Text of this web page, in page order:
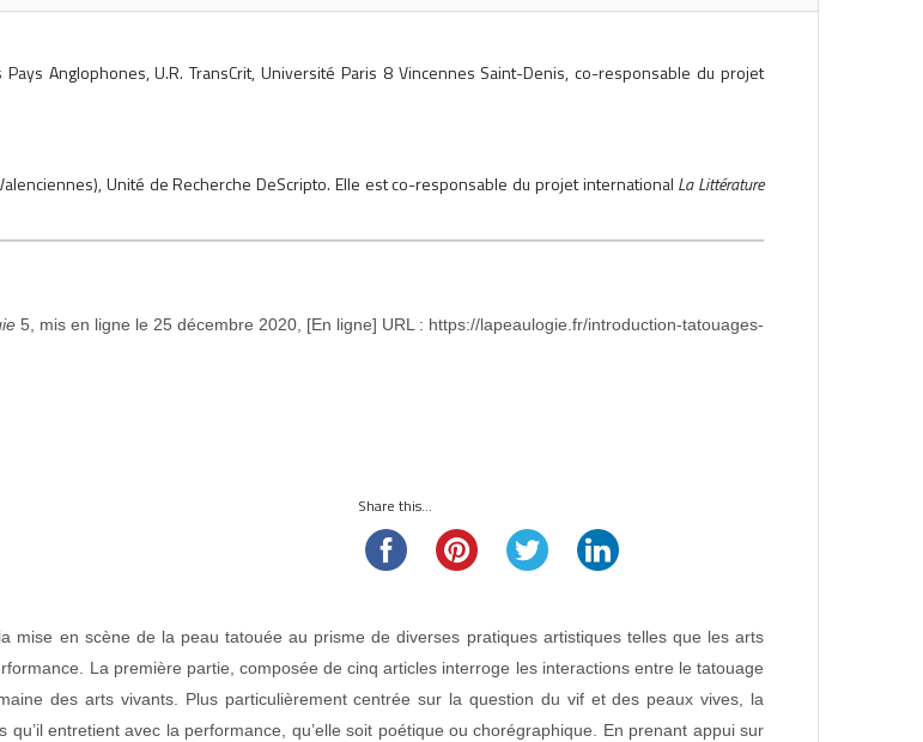
Anglophones, U.R. TransCrit, Université Paris 8 Vincennes Saint-Denis, co-responsable du projet
Unité de Recherche DeScripto. Elle est co-responsable du projet international La Littérature
5, mis en ligne le 25 décembre 2020, [En ligne] URL : https://lapeaulogie.fr/introduction-tatouages-
Share this...
mise en scène de la peau tatouée au prisme de diverses pratiques artistiques telles que les arts
La première partie, composée de cinq articles interroge les interactions entre le tatouage
des arts vivants. Plus particulièrement centrée sur la question du vif et des peaux vives, la
entretient avec la performance, qu’elle soit poétique ou chorégraphique. En prenant appui sur